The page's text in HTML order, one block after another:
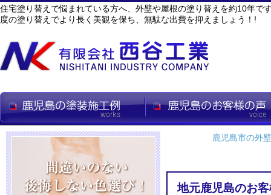
住宅塗り替えで悩まれている方へ、外壁や屋根の塗り替えを約10年で
度の塗り替えでより長く美観を保ち、無駄な出費を抑えましょう！!
鹿児島市の外
地元鹿児島のお